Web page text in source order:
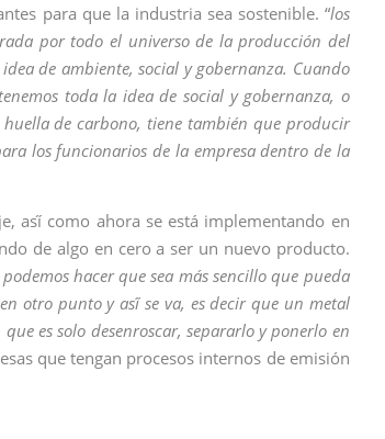
para que la industria sea sostenible. “los
por todo el universo de la producción del
de ambiente, social y gobernanza. Cuando
toda la idea de social y gobernanza, o
de carbono, tiene también que producir
los funcionarios de la empresa dentro de la
así́ como ahora se está implementando en
de algo en cero a ser un nuevo producto.
hacer que sea más sencillo que pueda
otro punto y así́ se va, es decir que un metal
es solo desenroscar, separarlo y ponerlo en
que tengan procesos internos de emisión